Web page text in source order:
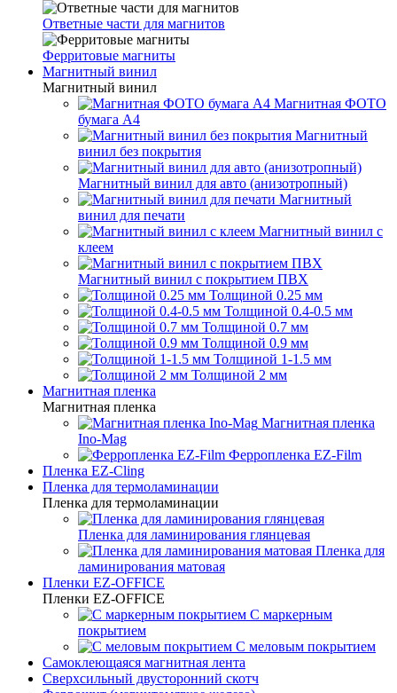
Ответные части для магнитов
Ферритовые магниты
Магнитный винил
Магнитный винил
Магнитная ФОТО
бумага А4
Магнитный
винил без покрытия
Магнитный винил для авто (анизотропный)
Магнитный
винил для печати
Магнитный винил с
клеем
Магнитный винил с покрытием ПВХ
Толщиной 0.25 мм
Толщиной 0.4-0.5 мм
Толщиной 0.7 мм
Толщиной 0.9 мм
Толщиной 1-1.5 мм
Толщиной 2 мм
Магнитная пленка
Магнитная пленка
Магнитная пленка
Ino-Mag
Ферропленка EZ-Film
Пленка EZ-Cling
Пленка для термоламинации
Пленка для термоламинации
Пленка для ламинирования глянцевая
Пленка для
ламинирования матовая
Пленки EZ-OFFICE
Пленки EZ-OFFICE
С маркерным
покрытием
С меловым покрытием
Самоклеющаяся магнитная лента
Сверхсильный двусторонний скотч